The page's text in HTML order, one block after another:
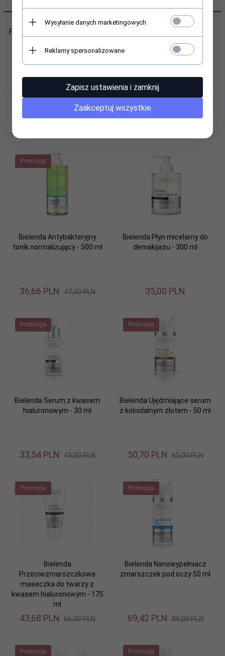
Farmona Maska algowa z kwasem hialuronowym 500ml
Klienci, którzy kupili ten produkt
wybrali również...
Promocja
Bielenda Antybakteryjny
tonik normalizujący - 500 ml
36,66 PLN 47,00 PLN
Bielenda Płyn micelarny do
demakijażu - 300 ml
35,00 PLN
Promocja
Bielenda Serum z kwasem
hialuronowym - 30 ml
33,54 PLN 43,00 PLN
Promocja
Bielenda Ujędrniające serum
z koloidalnym złotem - 50 ml
50,70 PLN 65,00 PLN
Promocja
Bielenda
Przeciwzmarszczkowa
maseczka do twarzy z
kwasem hialuronowym - 175
ml
43,68 PLN 56,00 PLN
Promocja
Bielenda Nanowypełniacz
zmarszczek pod oczy 50 ml
69,42 PLN 89,00 PLN
Promocja Promocja
Wysyłanie danych marketingowych
Reklamy spersonalizowane
Zapisz ustawienia i zamknij
Zaakceptuj wszystkie